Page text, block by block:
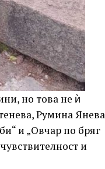
но това не ѝ
Румина Янева
и „Овчар по бряг
и